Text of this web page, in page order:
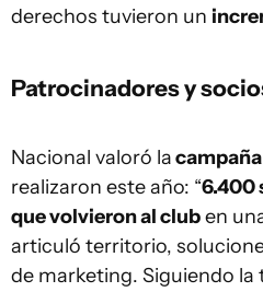
derechos tuvieron un
Patrocinadores y
Nacional valoró la
realizaron este año: “6.400
que volvieron al cluben
articuló territorio,
de marketing. Siguiendo la